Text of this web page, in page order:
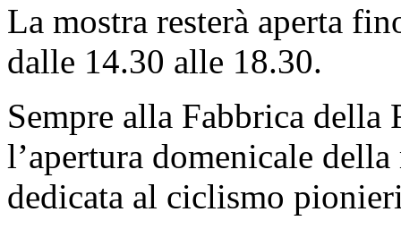
La mostra resterà aperta
dalle 14.30 alle 18.30.
Sempre alla Fabbrica
l’apertura domenicale
dedicata al ciclismo